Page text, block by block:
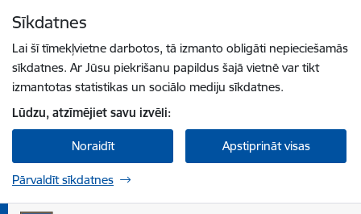
Sīkdatnes
Lai šī tīmekļvietne darbotos, tā izmanto obligāti nepieciešamās
sīkdatnes. Ar Jūsu piekrišanu papildus šajā vietnē var tikt
izmantotas statistikas un sociālo mediju sīkdatnes.
Lūdzu, atzīmējiet savu izvēli:
Noraidīt Apstiprināt visas
Pārvaldīt sīkdatnes